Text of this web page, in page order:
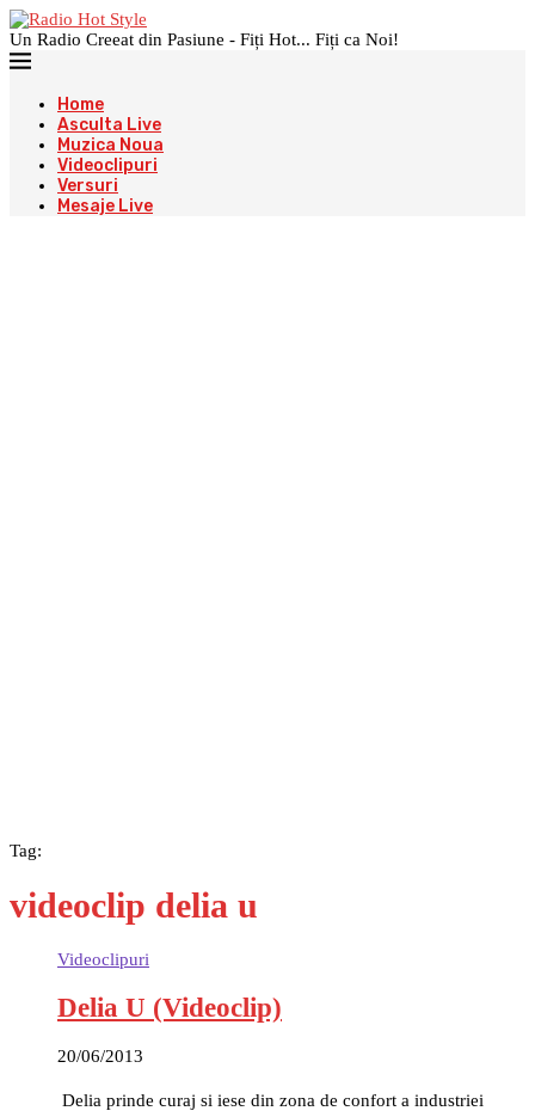
Un Radio Creeat din Pasiune - Fiți Hot... Fiți ca Noi!
Home
Asculta Live
Muzica Noua
Videoclipuri
Versuri
Mesaje Live
Tag:
videoclip delia u
Videoclipuri
Delia U (Videoclip)
20/06/2013
Delia prinde curaj si iese din zona de confort a industriei